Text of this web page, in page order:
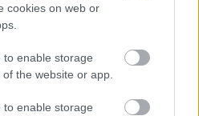
cookies on web or
to enable storage
the website or app.
to enable storage